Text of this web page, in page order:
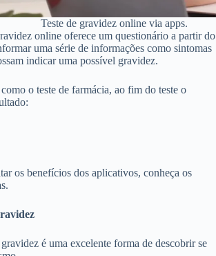
Teste de gravidez online via apps.
online oferece um questionário a partir do
uma série de informações como sintomas
indicar uma possível gravidez.
o teste de farmácia, ao fim do teste o
os benefícios dos aplicativos, conheça os
é uma excelente forma de descobrir se